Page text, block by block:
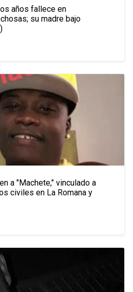
años fallece en
su madre bajo
a "Machete," vinculado a
civiles en La Romana y